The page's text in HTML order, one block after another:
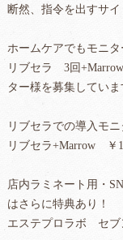
断然、指令を出すサイ
ホームケアでもモニ
リブセラ 3回
ター様を募集していま
リブセラでの導入モニ
リブセラ+Marrow ￥
店内ラミネート用・
はさらに特典あり！
エステプロラボ セブ